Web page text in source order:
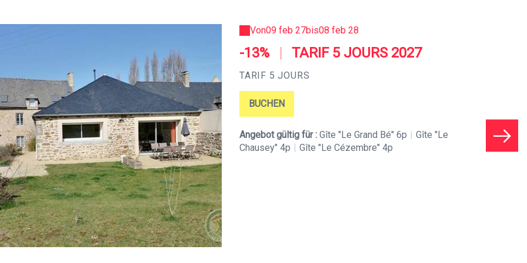
Von09 feb 27bis08 feb 28
-13% TARIF 5 JOURS 2027
TARIF 5 JOURS
BUCHEN
Angebot gültig für : Gîte "Le Grand Bé" 6p | Gîte "Le
Chausey" 4p | Gîte "Le Cézembre" 4p